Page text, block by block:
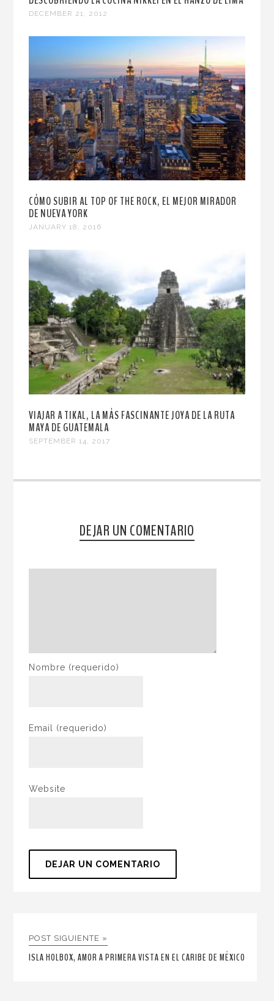
DECEMBER 21, 2012
CÓMO SUBIR AL TOP OF THE ROCK, EL MEJOR MIRADOR
DE NUEVA YORK
JANUARY 18, 2016
VIAJAR A TIKAL, LA MÁS FASCINANTE JOYA DE LA RUTA
MAYA DE GUATEMALA
SEPTEMBER 14, 2017
DEJAR UN COMENTARIO
Nombre (requerido)
Email (requerido)
Website
POST SIGUIENTE »
ISLA HOLBOX, AMOR A PRIMERA VISTA EN EL CARIBE DE MÉXICO